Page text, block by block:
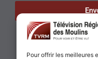
Pour offrir les meilleures